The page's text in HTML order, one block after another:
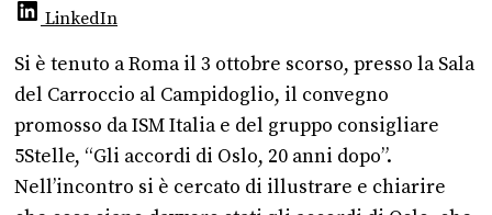
LinkedIn
Si è tenuto a Roma il 3 ottobre scorso, presso la Sala
del Carroccio al Campidoglio, il convegno
promosso da ISM Italia e del gruppo consigliare
5Stelle, “Gli accordi di Oslo, 20 anni dopo”.
Nell’incontro si è cercato di illustrare e chiarire